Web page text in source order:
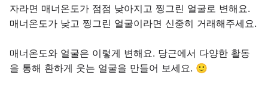
자라면 매너온도가 점점 낮아지고 찡그린 얼굴로 변해요.
매너온도가 낮고 찡그린 얼굴이라면 신중히 거래해주세요.
매너온도와 얼굴은 이렇게 변해요. 당근에서 다양한 활동
을 통해 환하게 웃는 얼굴을 만들어 보세요. 🙂